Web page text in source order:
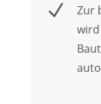
N
Zur
wird